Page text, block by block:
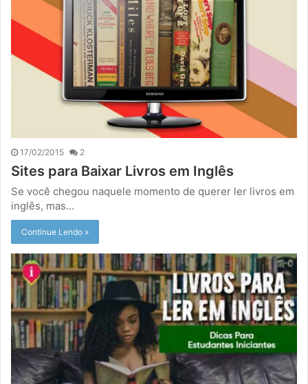
17/02/2015 2
Sites para Baixar Livros em Inglês
Se você chegou naquele momento de querer ler livros em
inglês, mas…
Continue Lendo »